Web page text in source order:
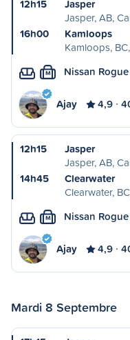
12h15
Jasper
Jasper, AB,
16h00
Kamloops
Kamloops,
M Nissan
Ajay 4,9
12h15
Jasper
Jasper, AB,
14h45
Clearwater
Clearwater,
M Nissan
Ajay 4,9
Mardi 8 Septembre